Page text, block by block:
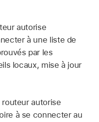
autorise
à une liste de
par les
locaux, mise à jour
routeur autorise
à se connecter au